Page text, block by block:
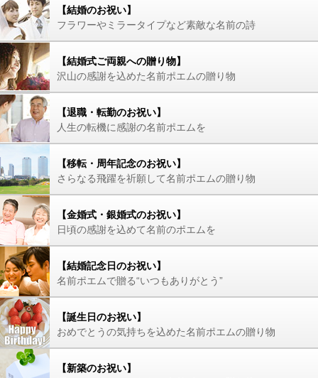
【結婚のお祝い】
フラワーやミラータイプなど素敵な名前の詩
【結婚式ご両親への贈り物】
沢山の感謝を込めた名前ポエムの贈り物
【退職・転勤のお祝い】
人生の転機に感謝の名前ポエムを
【移転・周年記念のお祝い】
さらなる飛躍を祈願して名前ポエムの贈り物
【金婚式・銀婚式のお祝い】
日頃の感謝を込めて名前のポエムを
【結婚記念日のお祝い】
名前ポエムで贈る“いつもありがとう”
【誕生日のお祝い】
おめでとうの気持ちを込めた名前ポエムの贈り物
【新築のお祝い】